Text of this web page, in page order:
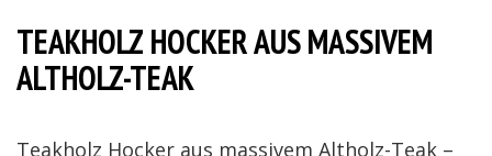
TEAKHOLZ HOCKER AUS MASSIVEM
ALTHOLZ-TEAK
Teakholz Hocker aus massivem Altholz-Teak –